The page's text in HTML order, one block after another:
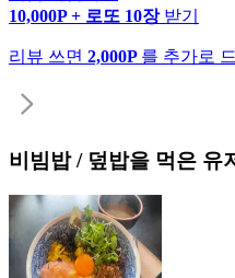
10,000P + 로또 10장 받기
리뷰 쓰면 2,000P 를 추가로
비빔밥 / 덮밥을 먹은 유